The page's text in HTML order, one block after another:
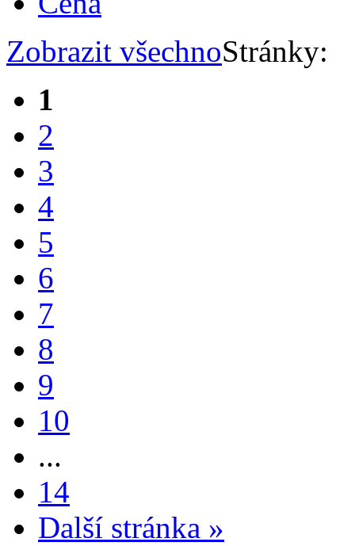
Zobrazit všechnoStránky:
1
2
3
4
5
6
7
8
9
10
...
14
Další stránka »